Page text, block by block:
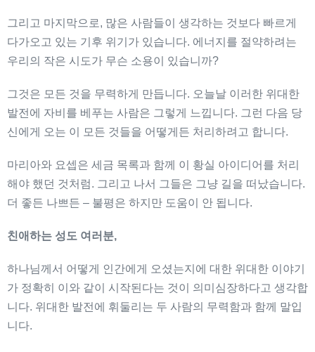
그리고 마지막으로, 많은 사람들이 생각하는 것보다 빠르게
다가오고 있는 기후 위기가 있습니다. 에너지를 절약하려는
우리의 작은 시도가 무슨 소용이 있습니까?
그것은 모든 것을 무력하게 만듭니다. 오늘날 이러한 위대한
발전에 자비를 베푸는 사람은 그렇게 느낍니다. 그런 다음 당
신에게 오는 이 모든 것들을 어떻게든 처리하려고 합니다.
마리아와 요셉은 세금 목록과 함께 이 황실 아이디어를 처리
해야 했던 것처럼. 그리고 나서 그들은 그냥 길을 떠났습니다.
더 좋든 나쁘든 – 불평은 하지만 도움이 안 됩니다.
친애하는 성도 여러분,
하나님께서 어떻게 인간에게 오셨는지에 대한 위대한 이야기
가 정확히 이와 같이 시작된다는 것이 의미심장하다고 생각합
니다. 위대한 발전에 휘둘리는 두 사람의 무력함과 함께 말입
니다.